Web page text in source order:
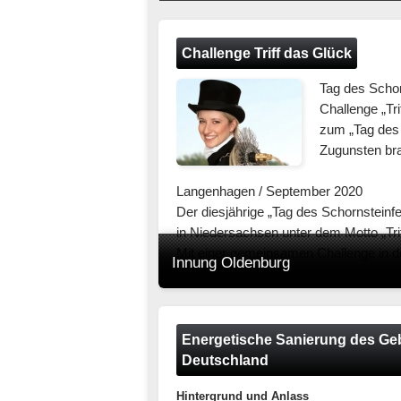
Innung Oldenburg
Challenge Triff das Glück
Tag des
Challenge
zum „Tag
Zugunsten
Langenhagen / September 2020
Der diesjährige „Tag des
in Niedersachsen unter dem Motto
Mit einer gemeinsamen Challenge in
verbunden
Niedersachsen, was ihr Handwerk
Experten für den vorbeugenden
Vorbeugender Brandschutz ist aus
Energetische Sanierung des
Deutschland
Hintergrund und Anlass